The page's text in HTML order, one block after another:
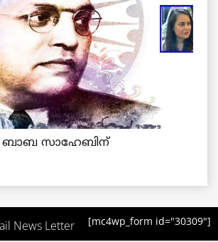
ബാബ സാഹേബിന്
News Letter [mc4wp_form id="30309"]